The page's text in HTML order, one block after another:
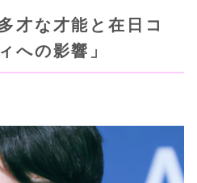
才な才能と在日コ
への影響」